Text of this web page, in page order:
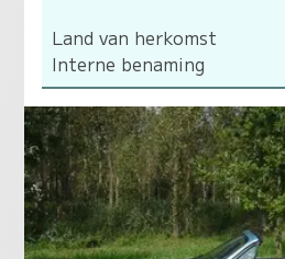
Land van herkomst
Interne benaming